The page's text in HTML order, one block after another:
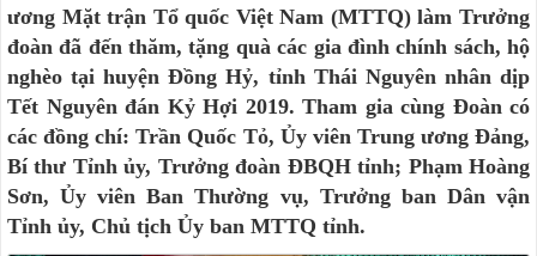
ương Mặt trận Tổ quốc Việt Nam (MTTQ) làm Trưởng
đoàn đã đến thăm, tặng quà các gia đình chính sách, hộ
nghèo tại huyện Đồng Hỷ, tỉnh Thái Nguyên nhân dịp
Tết Nguyên đán Kỷ Hợi 2019. Tham gia cùng Đoàn có
các đồng chí: Trần Quốc Tỏ, Ủy viên Trung ương Đảng,
Bí thư Tỉnh ủy, Trưởng đoàn ĐBQH tỉnh; Phạm Hoàng
Sơn, Ủy viên Ban Thường vụ, Trưởng ban Dân vận
Tỉnh ủy, Chủ tịch Ủy ban MTTQ tỉnh.